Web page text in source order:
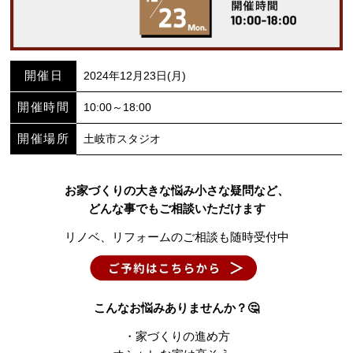
開催日 2024年12月23日(月)
開催時間 10:00～18:00
開催場所 土岐市スタジオ
お家づくりの大きな悩み小さな疑問など、
どんな事でもご相談いただけます
リノベ、リフォームのご相談も随時受付中
こんなお悩みありませんか？🤔
・家づくりの進め方